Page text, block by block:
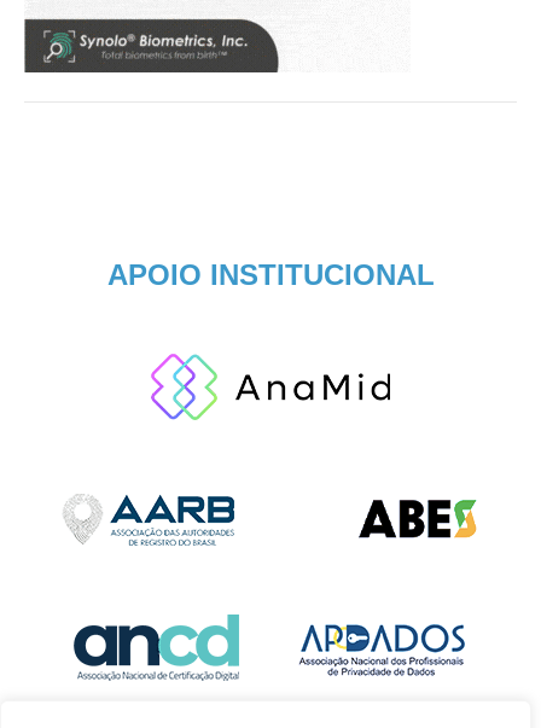
APOIO INSTITUCIONAL